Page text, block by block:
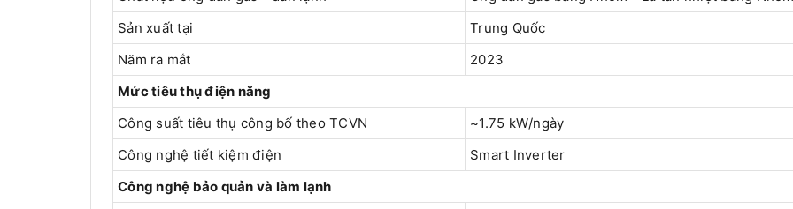
Sản xuất tại
Trung Quốc
Năm ra mắt
2023
Mức tiêu thụ điện năng
Công suất tiêu thụ công bố theo TCVN
~1.75 kW/ngày
Công nghệ tiết kiệm điện
Smart Inverter
Công nghệ bảo quản và làm lạnh